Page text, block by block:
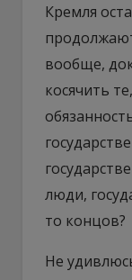
Кремля
вообще,
косячить
люди,
то концов?
Не